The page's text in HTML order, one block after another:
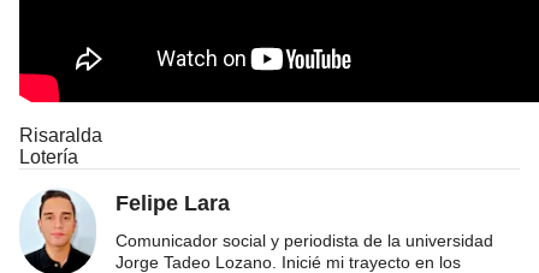
Risaralda
Lotería
Felipe Lara
Comunicador social y periodista de la universidad
Jorge Tadeo Lozano. Inicié mi trayecto en los